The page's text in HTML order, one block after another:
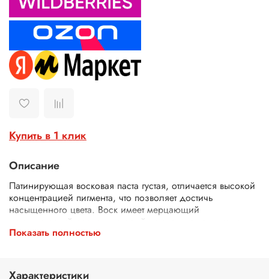
Купить в 1 клик
Описание
Патинирующая восковая паста густая, отличается высокой
концентрацией пигмента, что позволяет достичь
насыщенного цвета. Воск имеет мерцающий
металлический оттенок, который придаст вашему изделию
эффектный вид. Паста не имеет неприятного запаха, что
паста легко наносится и быстро сохнет. Он обеспечивает
Показать полностью
Характеристики